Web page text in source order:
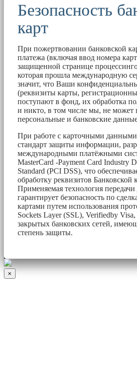
Безопасность
карт
При пожертвовании банковской
платежа (включая ввод номера
защищенной странице
которая прошла международную
значит, что Ваши
(реквизиты карты,
поступают в фонд, их обработка
и никто, в том числе мы, не может
персональные и банковские
При работе с карточными
стандарт защиты информации,
международными платёжными
MasterCard -Payment Card Industry
Standard (PCI DSS), что
обработку реквизитов Банковской
Применяемая технология
гарантирует безопасность по
картами путем использования
Sockets Layer (SSL), Verifiedby Visa,
закрытых банковских сетей,
степень защиты.
×